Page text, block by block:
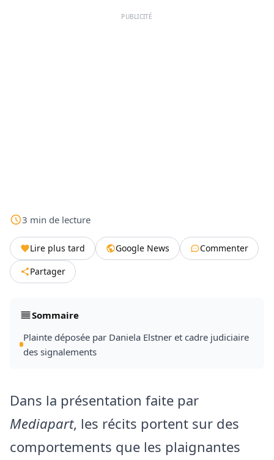
PUBLICITÉ
3 min de lecture
Lire plus tard Google News
Commenter
Partager
Sommaire
Plainte déposée par Daniela Elstner et cadre judiciaire
des signalements
Dans la présentation faite par
Mediapart, les récits portent sur des
comportements que les plaignantes